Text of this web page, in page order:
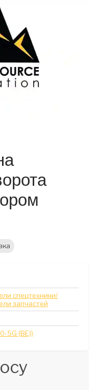
спецтехники/
запчастей
5G (BE))